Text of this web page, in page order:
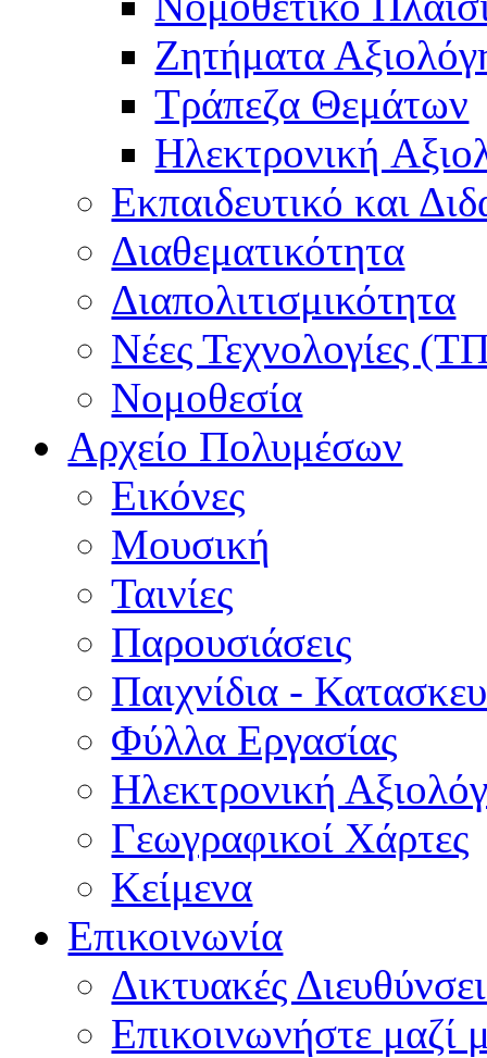
Ζητήματα
Τράπεζα Θεμάτων
Hλεκτρονική
Εκπαιδευτικό και
Διαθεματικότητα
Διαπολιτισμικότητα
Νέες Τεχνολογίες
Νομοθεσία
Αρχείο Πολυμέσων
Εικόνες
Μουσική
Ταινίες
Παρουσιάσεις
Παιχνίδια -
Φύλλα Εργασίας
Ηλεκτρονική
Γεωγραφικοί Χάρτες
Κείμενα
Επικοινωνία
Δικτυακές
Επικοινωνήστε μαζί